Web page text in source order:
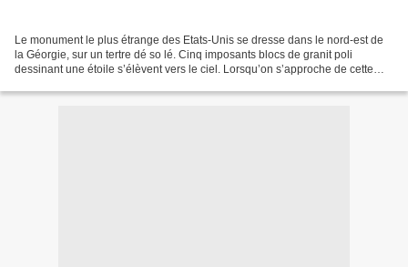
Le monument le plus étrange des Etats-Unis se dresse dans le nord-est de
la Géorgie, sur un tertre dé so lé. Cinq imposants blocs de granit poli
dessinant une étoile s’élèvent vers le ciel. Lorsqu’on s’approche de cette